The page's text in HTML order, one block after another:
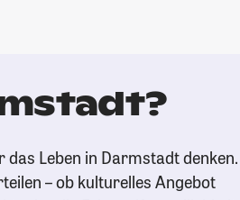
Leben in Darmstadt denken.
– ob kulturelles Angebot